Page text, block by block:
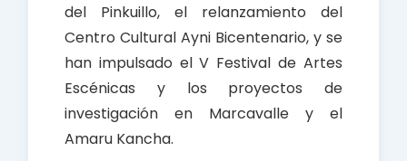
del Pinkuillo, el relanzamiento del
Centro Cultural Ayni Bicentenario, y se
han impulsado el V Festival de Artes
Escénicas y los proyectos de
investigación en Marcavalle y el
Amaru Kancha.